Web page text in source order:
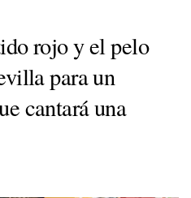
rojo y el pelo
para un
cantará una